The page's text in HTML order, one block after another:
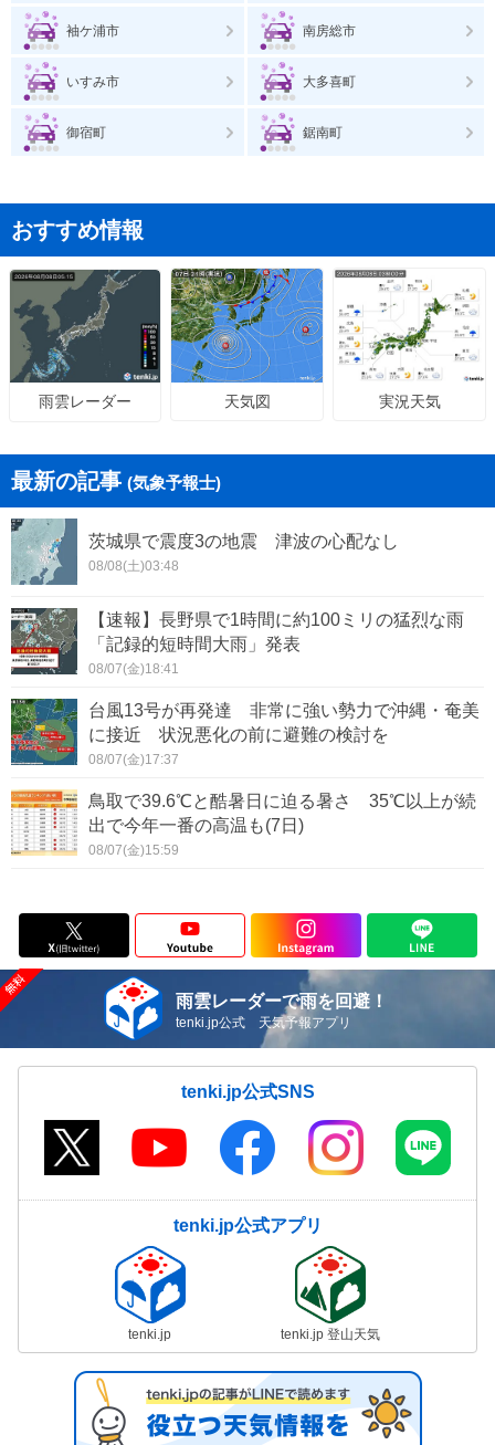
袖ケ浦市 南房総市
いすみ市 大多喜町
御宿町 鋸南町
おすすめ情報
雨雲レーダー 天気図 実況天気
最新の記事 (気象予報士)
茨城県で震度3の地震 津波の心配なし
08/08(土)03:48
【速報】長野県で1時間に約100ミリの猛烈な雨
「記録的短時間大雨」発表
08/07(金)18:41
台風13号が再発達 非常に強い勢力で沖縄・奄美
に接近 状況悪化の前に避難の検討を
08/07(金)17:37
鳥取で39.6℃と酷暑日に迫る暑さ 35℃以上が続
出で今年一番の高温も(7日)
08/07(金)15:59
雨雲レーダーで雨を回避！
tenki.jp公式 天気予報アプリ
tenki.jp公式SNS
tenki.jp公式アプリ
tenki.jp tenki.jp 登山天気